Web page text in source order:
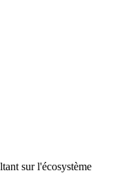
sur l'écosystème